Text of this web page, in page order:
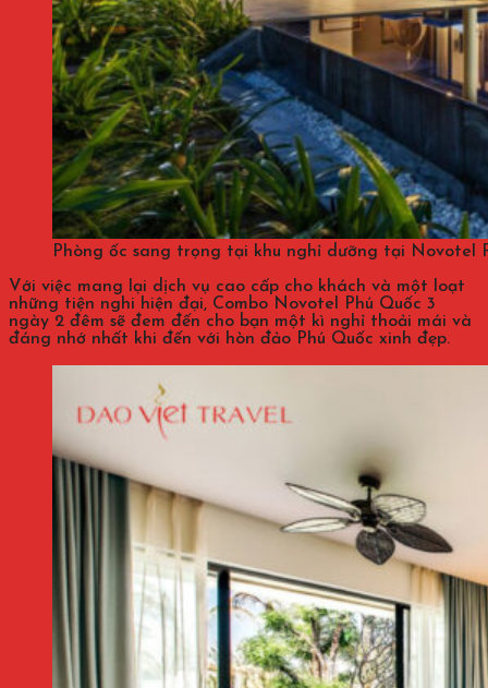
Phòng ốc sang trọng tại khu nghỉ dưỡng tại Novotel
Với việc mang lại dịch vụ cao cấp cho khách và một loạt
những tiện nghi hiện đại, Combo Novotel Phú Quốc 3
ngày 2 đêm sẽ đem đến cho bạn một kì nghỉ thoải mái và
đáng nhớ nhất khi đến với hòn đảo Phú Quốc xinh đẹp.